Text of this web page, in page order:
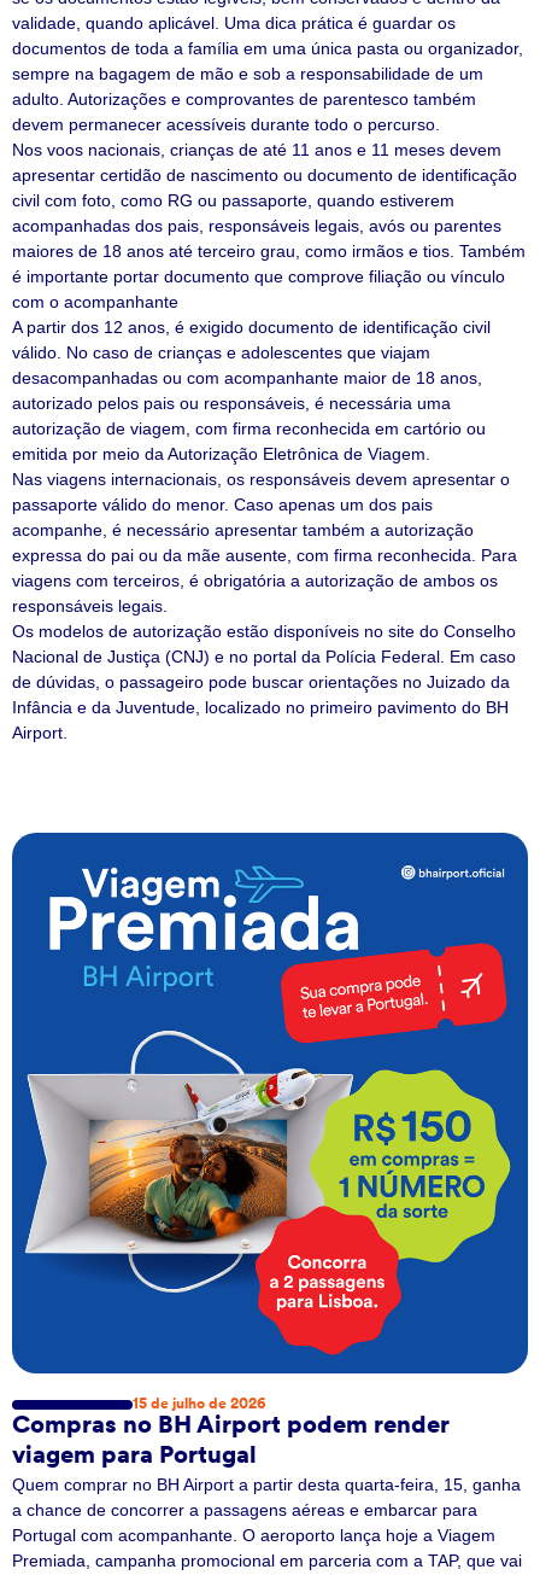
validade, quando aplicável. Uma dica prática é guardar os
documentos de toda a família em uma única pasta ou organizador,
sempre na bagagem de mão e sob a responsabilidade de um
adulto. Autorizações e comprovantes de parentesco também
devem permanecer acessíveis durante todo o percurso.
Nos voos nacionais, crianças de até 11 anos e 11 meses devem
apresentar certidão de nascimento ou documento de identificação
civil com foto, como RG ou passaporte, quando estiverem
acompanhadas dos pais, responsáveis legais, avós ou parentes
maiores de 18 anos até terceiro grau, como irmãos e tios. Também
é importante portar documento que comprove filiação ou vínculo
com o acompanhante
A partir dos 12 anos, é exigido documento de identificação civil
válido. No caso de crianças e adolescentes que viajam
desacompanhadas ou com acompanhante maior de 18 anos,
autorizado pelos pais ou responsáveis, é necessária uma
autorização de viagem, com firma reconhecida em cartório ou
emitida por meio da Autorização Eletrônica de Viagem.
Nas viagens internacionais, os responsáveis devem apresentar o
passaporte válido do menor. Caso apenas um dos pais
acompanhe, é necessário apresentar também a autorização
expressa do pai ou da mãe ausente, com firma reconhecida. Para
viagens com terceiros, é obrigatória a autorização de ambos os
responsáveis legais.
Os modelos de autorização estão disponíveis no site do Conselho
Nacional de Justiça (CNJ) e no portal da Polícia Federal. Em caso
de dúvidas, o passageiro pode buscar orientações no Juizado da
Infância e da Juventude, localizado no primeiro pavimento do BH
Airport.
15 de julho de 2026
Compras no BH Airport podem render
viagem para Portugal
Quem comprar no BH Airport a partir desta quarta-feira, 15, ganha
a chance de concorrer a passagens aéreas e embarcar para
Portugal com acompanhante. O aeroporto lança hoje a Viagem
Premiada, campanha promocional em parceria com a TAP, que vai